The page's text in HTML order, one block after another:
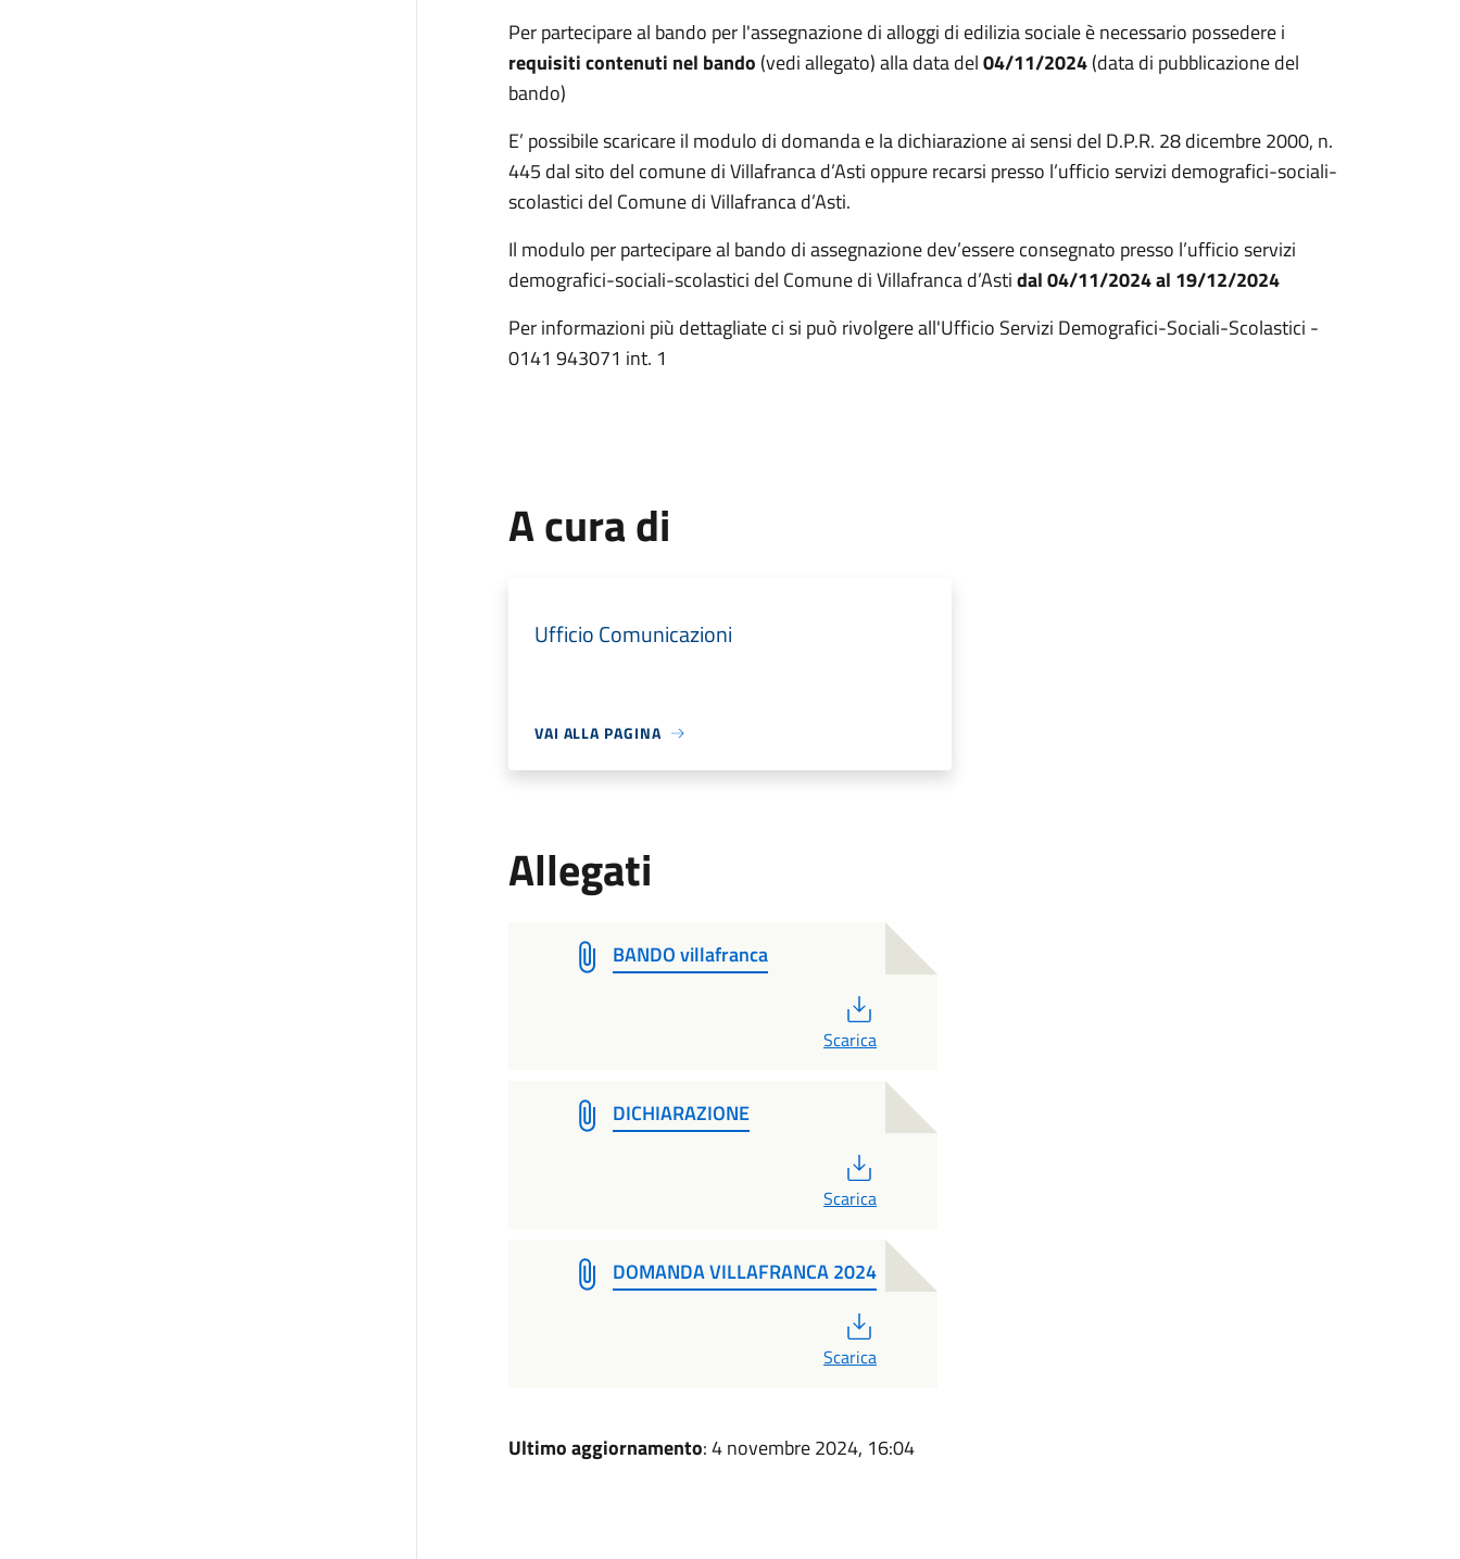
Per partecipare al bando per l'assegnazione di alloggi di edilizia sociale è necessario possedere i
requisiti contenuti nel bando (vedi allegato) alla data del04/11/2024(data di pubblicazione del
bando)
E’ possibile scaricare il modulo di domanda e la dichiarazione ai sensi del D.P.R. 28 dicembre 2000, n.
445 dal sito del comune di Villafranca d’Asti oppure recarsi presso l’ufficio servizi demografici-sociali-
scolastici del Comune di Villafranca d’Asti.
Il modulo per partecipare al bando di assegnazione dev’essere consegnato presso l’ufficio servizi
demografici-sociali-scolastici del Comune di Villafranca d’Astidal 04/11/2024 al 19/12/2024
Per informazioni più dettagliate ci si può rivolgere all'Ufficio Servizi Demografici-Sociali-Scolastici -
0141 943071 int. 1
A cura di
Ufficio Comunicazioni
VAI ALLA PAGINA
Allegati
BANDO villafranca
Scarica
DICHIARAZIONE
Scarica
DOMANDA VILLAFRANCA 2024
Scarica
Ultimo aggiornamento: 4 novembre 2024, 16:04